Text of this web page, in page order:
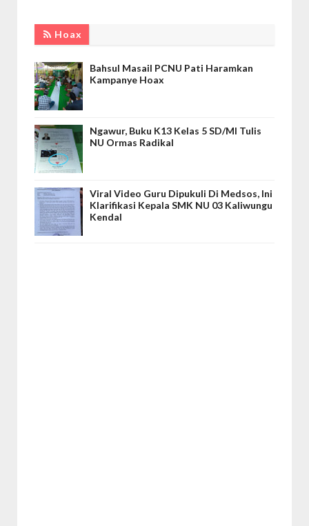
Hoax
Bahsul Masail PCNU Pati Haramkan
Kampanye Hoax
Ngawur, Buku K13 Kelas 5 SD/MI Tulis
NU Ormas Radikal
Viral Video Guru Dipukuli Di Medsos, Ini
Klarifikasi Kepala SMK NU 03 Kaliwungu
Kendal